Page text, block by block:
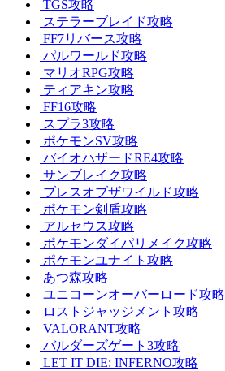
TGS攻略
ステラーブレイド攻略
FF7リバース攻略
パルワールド攻略
マリオRPG攻略
ティアキン攻略
FF16攻略
スプラ3攻略
ポケモンSV攻略
バイオハザードRE4攻略
サンブレイク攻略
ブレスオブザワイルド攻略
ポケモン剣盾攻略
アルセウス攻略
ポケモンダイパリメイク攻略
ポケモンユナイト攻略
あつ森攻略
ユニコーンオーバーロード攻略
ロストジャッジメント攻略
VALORANT攻略
バルダーズゲート3攻略
LET IT DIE: INFERNO攻略